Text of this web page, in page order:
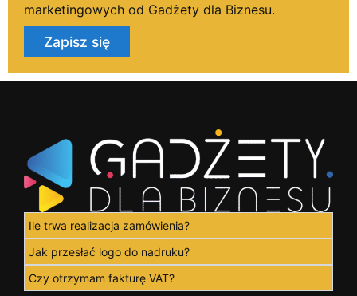
marketingowych od Gadżety dla Biznesu.
Zapisz się
Ile trwa realizacja zamówienia?
Jak przesłać logo do nadruku?
Czy otrzymam fakturę VAT?